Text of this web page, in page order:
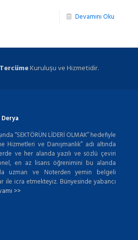
Devamını Oku
Kuruluşu ve Hizmetidir.
“SEKTÖRÜN LİDERİ OLMAK” hedefiyle
Hizmetleri ve Danışmanlık” adı altında
ve her alanda yazılı ve sözlü çeviri
en az lisans öğrenimini bu alanda
uzman ve Noterden yemin belgeli
ile icra etmekteyiz. Bünyesinde yabancı
>>